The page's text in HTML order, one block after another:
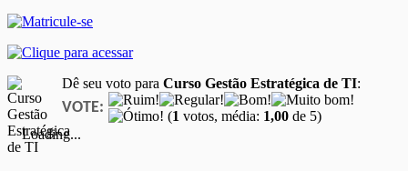
Dê seu voto para Curso Gestão Estratégica de TI:
VOTE: (1 votos, média: 1,00 de 5)
Loading...